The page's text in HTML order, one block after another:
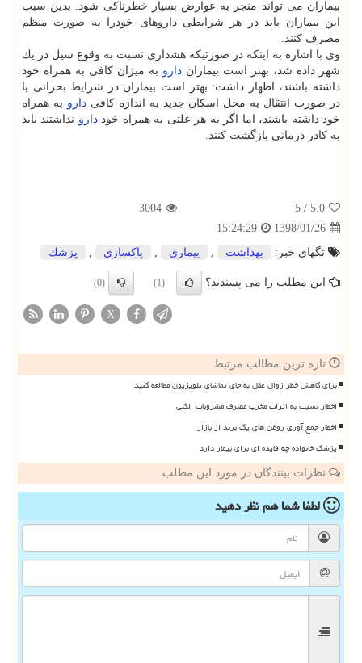
بیماران می تواند منجر به عوارض بسیار خطرناكی شود. بدین سبب
این بیماران باید در هر شرایطی داروهای خودرا به صورت منظم
مصرف كنند.
وی با اشاره به اینكه در صورتیكه هشداری نسبت به وقوع سیل در یك
شهر داده شد، بهتر است بیماران دارو به میزان كافی به همراه خود
داشته باشند، اظهار داشت: بهتر است بیماران در شرایط بحرانی یا
در صورت انتقال به محل اسكان جدید به اندازه كافیدارو به همراه
خود داشته باشند، اما اگر به هر علتی به همراه خوددارو نداشتند باید
به كادر درمانی بازگشت كنند.
5.0
/ 5
3004
1398/01/26
15:24:29
تگهای خبر:
بهداشت , بیماری , پاكسازی , پزشك
این مطلب را می پسندید؟ (1)
(0)
X
تازه ترین مطالب مرتبط
برای کاهش خطر زوال عقل به جای تماشای تلویزیون مطالعه کنید
اخطار نسبت به اثرات مخرب مصرف مشروبات الکلی
اخطار جمع آوری روغن های یک برند از بازار
پزشک خانواده چه فایده ای برای بیمار دارد
نظرات بینندگان در مورد این مطلب
لطفا شما همنظر دهید